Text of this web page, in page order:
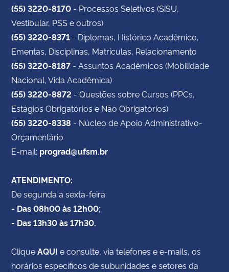
(55) 3220-8170 - Processos Seletivos (SiSU,
Vestibular, PSS e outros)
(55) 3220-8371 - Diplomas, Histórico Acadêmico,
Ementas, Disciplinas, Matrículas, Relacionamento
(55) 3220-8187 - Assuntos Acadêmicos (Mobilidade
Nacional, Vida Acadêmica)
(55) 3220-8872 - Questões sobre Cursos (PPCs,
Estágios Obrigatórios e Não Obrigatórios)
(55) 3220-8338 - Núcleo de Apoio Administrativo-
Orçamentário
E-mail: prograd@ufsm.br
ATENDIMENTO:
De segunda a sexta-feira:
- Das 08h00 às 12h00;
- Das 13h30 às 17h30.
CliqueAQUI e consulte, via telefones e e-mails, os
horários específicos de subunidades e setores da